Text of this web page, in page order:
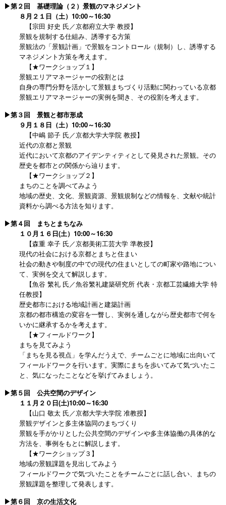
▶第２回 基礎理論（２）景観のマネジメント
８月２１日（土）10:00～16:30
【宗田 好史 氏／京都府立大学 教授】
景観を規制する仕組み、誘導する方策
景観法の「景観計画」で景観をコントロール（規制）し、誘導する
マネジメント方策を考えます。
【★ワークショップ１】
景観エリアマネージャーの役割とは
自身の専門分野を活かして景観まちづくり活動に関わっている京都
景観エリアマネージャーの実例を聞き、その役割を考えます。
▶第３回 景観と都市形成
９月１８日（土）10:00～16:30
【中嶋 節子 氏／京都大学大学院 教授】
近代の京都と景観
近代において京都のアイデンティティとして発見された景観。その
歴史を都市との関係から辿ります。
【★ワークショップ２】
まちのことを調べてみよう
地域の歴史、文化、景観資源、景観規制などの情報を、文献や統計
資料から調べる方法を知ります。
▶第４回 まちとまちなみ
１０月１６日(土）10:00～16:30
【森重 幸子 氏／京都美術工芸大学 準教授】
現代の社会における京都とまちと住まい
社会の動きや制度の中での現代の住まいとしての町家や路地につい
て、実例を交えて解説します。
【魚谷 繁礼 氏／魚谷繁礼建築研究所 代表・京都工芸繊維大学 特
任教授】
歴史都市における地域計画と建築計画
京都の都市構造の変容を一瞥し、実例を通しながら歴史都市で何を
いかに継承するかを考えます。
【★フィールドワーク】
まちを見てみよう
「まちを見る視点」を学んだうえで、チームごとに地域に出向いて
フィールドワークを行います。実際にまちを歩いてみて気づいたこ
と、気になったことなどを挙げてみましょう。
▶第５回 公共空間のデザイン
１１月２０日(土)10:00～16:30
【山口 敬太 氏／京都大学大学院 准教授】
景観デザインと多主体協同のまちづくり
景観を手がかりとした公共空間のデザインや多主体協働の具体的な
方法を、事例をもとに解説します。
【★ワークショップ３】
地域の景観課題を見出してみよう
フィールドワークで気づいたことをチームごとに話し合い、まちの
景観課題を整理して発表します。
▶第６回 京の生活文化